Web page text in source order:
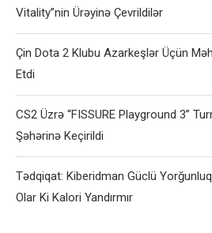
Vitality”nin Ürəyinə Çevrildilər
Çin Dota 2 Klubu Azarkeşlər Üçün
Etdi
CS2 Üzrə “FISSURE Playground 3”
Şəhərinə Keçirildi
Tədqiqat: Kiberidman Güclü
Olar Ki Kalori Yandırmır